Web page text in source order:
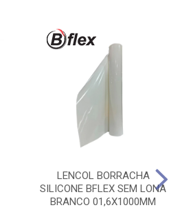
LENCOL BORRACHA
SILICONE BFLEX SEM LONA
BRANCO 01,6X1000MM